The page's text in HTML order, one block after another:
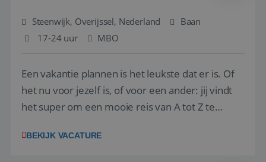
Steenwijk, Overijssel, Nederland
Baan
17-24 uur
MBO
Een vakantie plannen is het leukste dat er is. Of
het nu voor jezelf is, of voor een ander: jij vindt
het super om een mooie reis van A tot Z te
vakantiegangers de meest prachtige plekjes op
BEKIJK VACATURE